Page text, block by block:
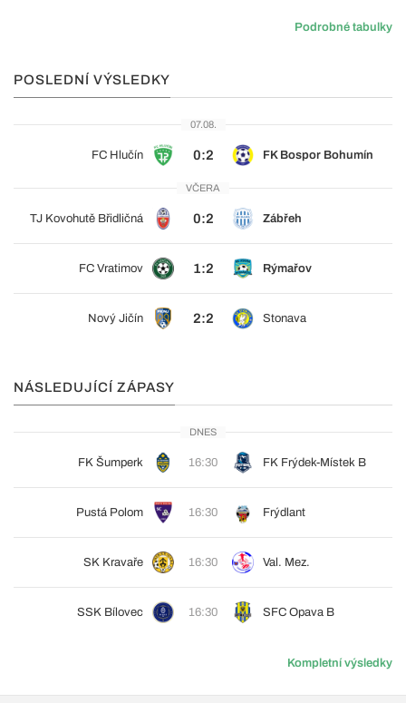
Podrobné tabulky
POSLEDNÍ VÝSLEDKY
07.08.
FC Hlučín 0:2 FK Bospor Bohumín
VČERA
TJ Kovohutě Břidličná 0:2 Zábřeh
FC Vratimov 1:2 Rýmařov
Nový Jičín 2:2 Stonava
NÁSLEDUJÍCÍ ZÁPASY
DNES
FK Šumperk 16:30 FK Frýdek-Místek B
Pustá Polom 16:30 Frýdlant
SK Kravaře 16:30 Val. Mez.
SSK Bílovec 16:30 SFC Opava B
Kompletní výsledky